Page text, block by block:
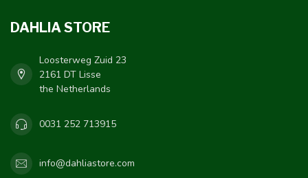
DAHLIA STORE
Loosterweg Zuid 23
2161 DT Lisse
the Netherlands
0031 252 713915
info@dahliastore.com